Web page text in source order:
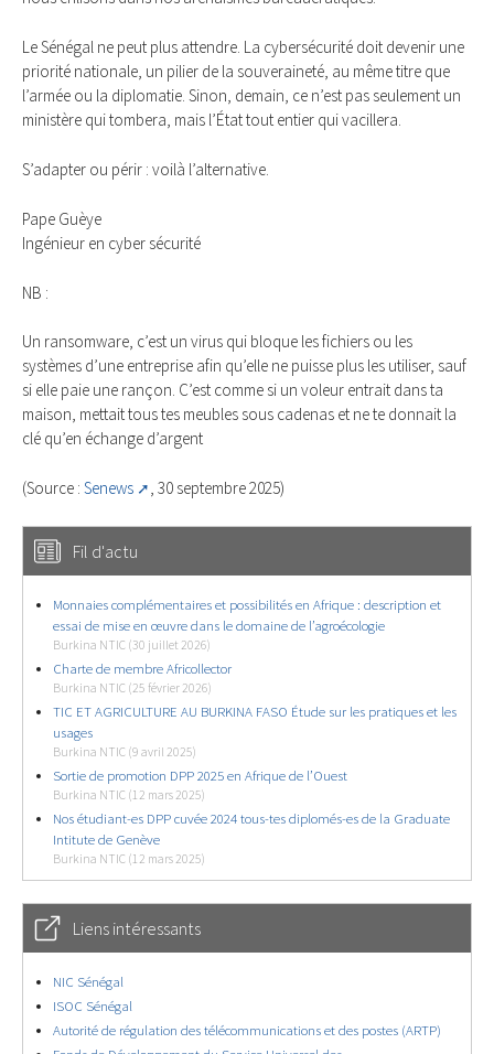
Le Sénégal ne peut plus attendre. La cybersécurité doit devenir une
priorité nationale, un pilier de la souveraineté, au même titre que
l’armée ou la diplomatie. Sinon, demain, ce n’est pas seulement un
ministère qui tombera, mais l’État tout entier qui vacillera.
S’adapter ou périr : voilà l’alternative.
Pape Guèye
Ingénieur en cyber sécurité
NB :
Un ransomware, c’est un virus qui bloque les fichiers ou les
systèmes d’une entreprise afin qu’elle ne puisse plus les utiliser, sauf
si elle paie une rançon. C’est comme si un voleur entrait dans ta
maison, mettait tous tes meubles sous cadenas et ne te donnait la
clé qu’en échange d’argent
(Source : Senews , 30 septembre 2025)
Fil d'actu
Monnaies complémentaires et possibilités en Afrique : description et
essai de mise en œuvre dans le domaine de l’agroécologie
Burkina NTIC (30 juillet 2026)
Charte de membre Africollector
Burkina NTIC (25 février 2026)
TIC ET AGRICULTURE AU BURKINA FASO Étude sur les pratiques et les
usages
Burkina NTIC (9 avril 2025)
Sortie de promotion DPP 2025 en Afrique de l’Ouest
Burkina NTIC (12 mars 2025)
Nos étudiant-es DPP cuvée 2024 tous-tes diplomés-es de la Graduate
Intitute de Genève
Burkina NTIC (12 mars 2025)
Liens intéressants
NIC Sénégal
ISOC Sénégal
Autorité de régulation des télécommunications et des postes (ARTP)